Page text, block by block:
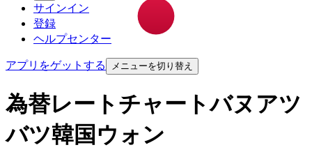
サインイン
登録
ヘルプセンター
アプリをゲットする
メニューを切り替え
為替レートチャートバヌアツ
バツ韓国ウォン